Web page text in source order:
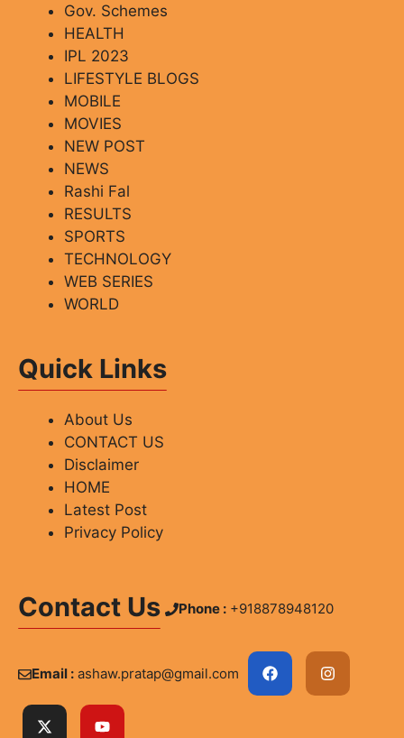
Gov. Schemes
HEALTH
IPL 2023
LIFESTYLE BLOGS
MOBILE
MOVIES
NEW POST
NEWS
Rashi Fal
RESULTS
SPORTS
TECHNOLOGY
WEB SERIES
WORLD
Quick Links
About Us
CONTACT US
Disclaimer
HOME
Latest Post
Privacy Policy
Contact Us Phone : +918878948120
Email : ashaw.pratap@gmail.com